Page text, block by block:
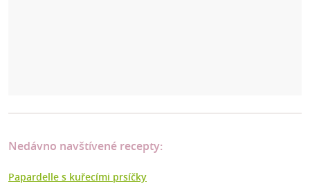
Nedávno navštívené recepty:
Papardelle s kuřecími prsíčky